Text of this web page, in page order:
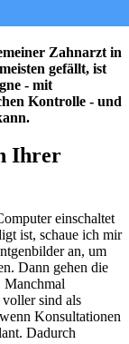
Zahnarzt in
gefällt, ist
- mit
Kontrolle - und
Ihrer
einschaltet
ist, schaue ich mir
an, um
Dann gehen die
Manchmal
sind als
Konsultationen
Dadurch